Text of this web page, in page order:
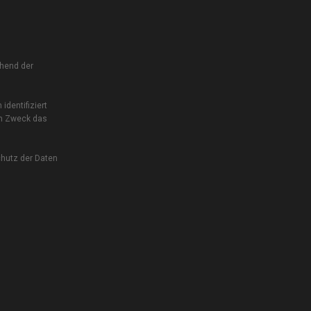
der
identifiziert
Zweck das
der Daten